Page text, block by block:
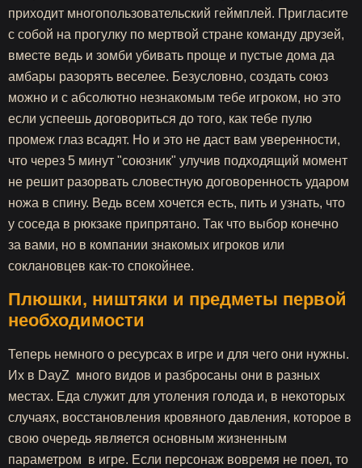
приходит многопользовательский геймплей. Пригласите
с собой на прогулку по мертвой стране команду друзей,
вместе ведь и зомби убивать проще и пустые дома да
амбары разорять веселее. Безусловно, создать союз
можно и с абсолютно незнакомым тебе игроком, но это
если успеешь договориться до того, как тебе пулю
промеж глаз всадят. Но и это не даст вам уверенности,
что через 5 минут "союзник" улучив подходящий момент
не решит разорвать словестную договоренность ударом
ножа в спину. Ведь всем хочется есть, пить и узнать, что
у соседа в рюкзаке припрятано. Так что выбор конечно
за вами, но в компании знакомых игроков или
соклановцев как-то спокойнее.
Плюшки, ништяки и предметы первой
необходимости
Теперь немного о ресурсах в игре и для чего они нужны.
Их в DayZ много видов и разбросаны они в разных
местах. Еда служит для утоления голода и, в некоторых
случаях, восстановления кровяного давления, которое в
свою очередь является основным жизненным
параметром в игре. Если персонаж вовремя не поел, то